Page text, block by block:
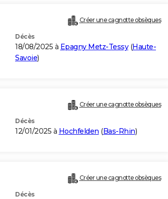
Créer une cagnotte obsèques
Décès
18/08/2025 à Epagny Metz-Tessy(Haute-
Savoie)
Créer une cagnotte obsèques
Décès
12/01/2025 à Hochfelden (Bas-Rhin)
Créer une cagnotte obsèques
Décès